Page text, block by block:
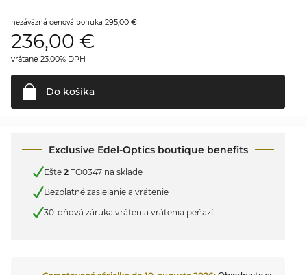
nezáväzná cenová ponuka 295,00 €
236,00 €
vrátane 23.00% DPH
Do košíka
Exclusive Edel-Optics boutique benefits
Ešte 2 TO0347 na sklade
Bezplatné zasielanie a vrátenie
30-dňová záruka vrátenia vrátenia peňazí